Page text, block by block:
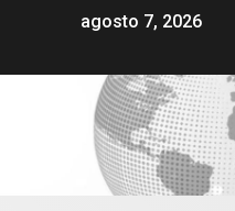
agosto 7, 2026